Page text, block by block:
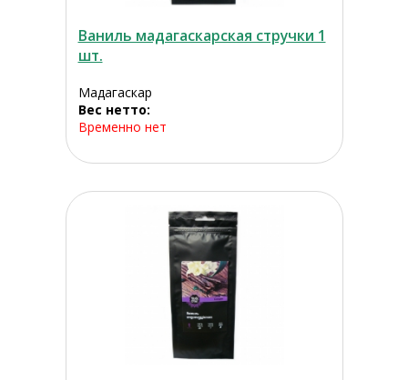
Ваниль мадагаскарская стручки 1
шт.
Мадагаскар
Вес нетто:
Временно нет